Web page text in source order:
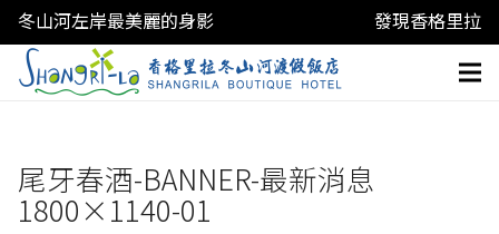
冬山河左岸最美麗的身影 發現香格里拉
尾牙春酒-BANNER-最新消息
1800×1140-01